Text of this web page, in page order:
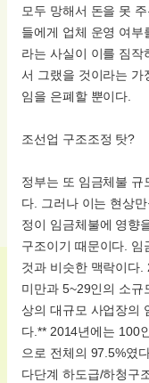
모두 망해서 돈을 못
들에게 업체 운영 여
라는 사실이 이를 짐작
서 그랬을 것이라는 가
임을 은폐할 뿐이다.
조선업 구조조정 탓?
정부는 또 임금체불
다. 그러나 이는 현상
정이 임금체불에 영향
구조이기 때문이다.
것과 비슷한 맥락이다.
미만과 5~29인의 소규
상의 대규모 사업장의
다.** 2014년에는 100
으로 전체의 97.5%였
다단계 하도급/하청구